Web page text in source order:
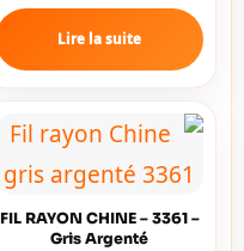
Lire la suite
FIL RAYON CHINE – 3361 –
Gris Argenté